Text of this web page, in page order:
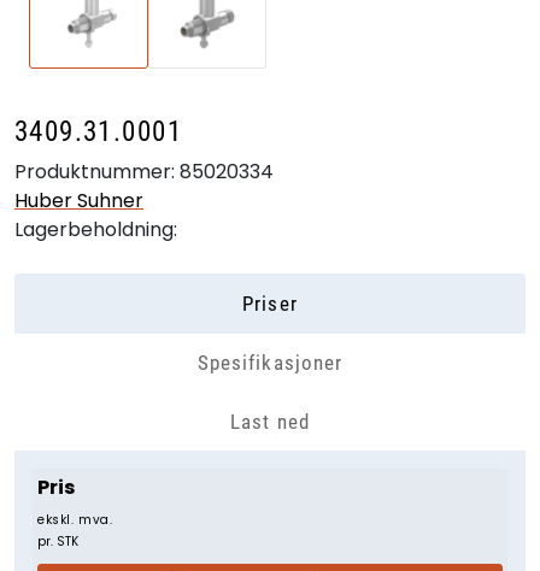
3409.31.0001
Produktnummer: 85020334
Huber Suhner
Lagerbeholdning:
Priser
Spesifikasjoner
Last ned
Pris
ekskl. mva.
pr. STK